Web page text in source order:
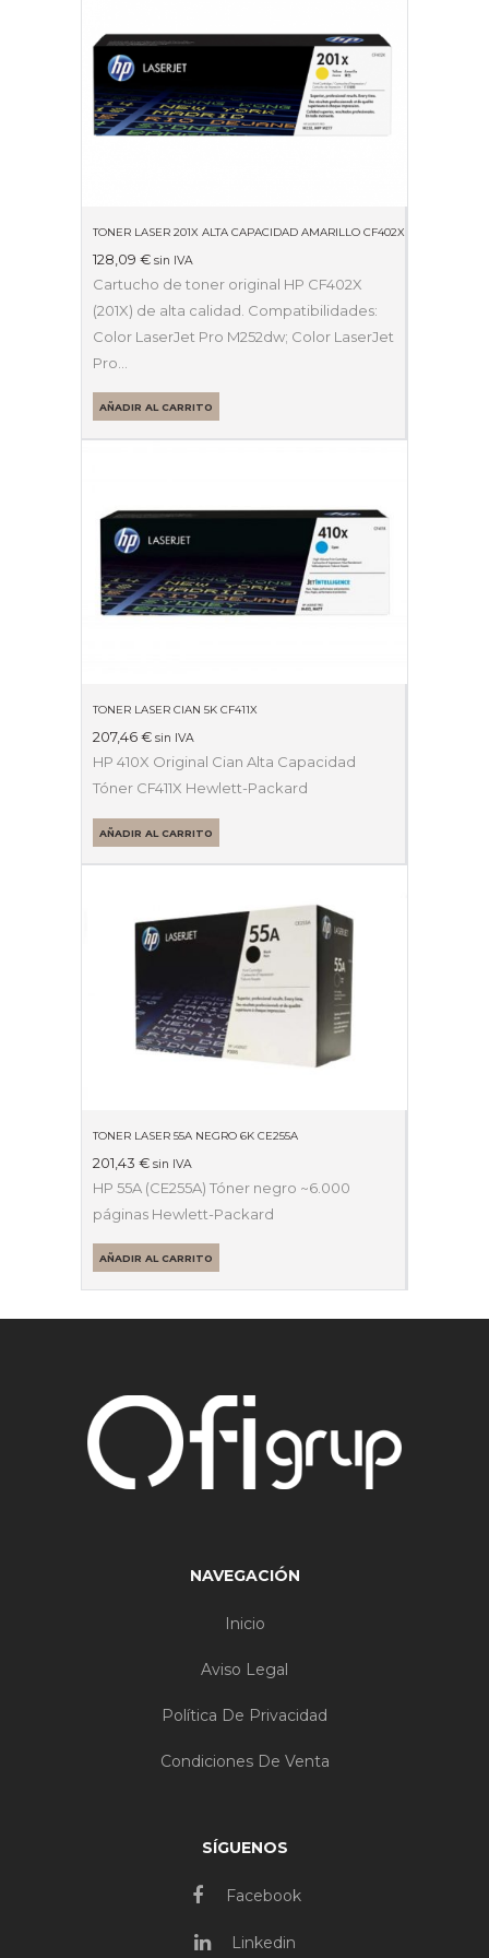
TONER LASER 201X ALTA CAPACIDAD AMARILLO CF402X
128,09 € sin IVA
Cartucho de toner original HP CF402X
(201X) de alta calidad. Compatibilidades:
Color LaserJet Pro M252dw; Color LaserJet
Pro…
AÑADIR AL CARRITO
TONER LASER CIAN 5K CF411X
207,46 € sin IVA
HP 410X Original Cian Alta Capacidad
Tóner CF411X Hewlett-Packard
AÑADIR AL CARRITO
TONER LASER 55A NEGRO 6K CE255A
201,43 € sin IVA
HP 55A (CE255A) Tóner negro ~6.000
páginas Hewlett-Packard
AÑADIR AL CARRITO
NAVEGACIÓN
Inicio
Aviso Legal
Política De Privacidad
Condiciones De Venta
SÍGUENOS
Facebook
Linkedin